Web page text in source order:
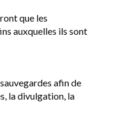
que les
auxquelles ils sont
afin de
la divulgation, la